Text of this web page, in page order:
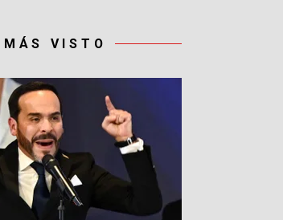
MÁS VISTO